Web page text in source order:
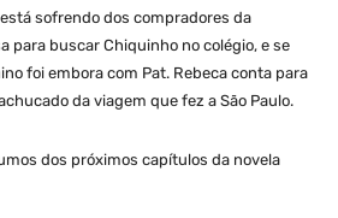
sofrendo dos compradores da
para buscar Chiquinho no colégio, e se
foi embora com Pat. Rebeca conta para
da viagem que fez a São Paulo.
dos próximos capítulos da novela